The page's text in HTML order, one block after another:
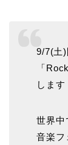
9/7(土)
「
します
世界中
音楽フ